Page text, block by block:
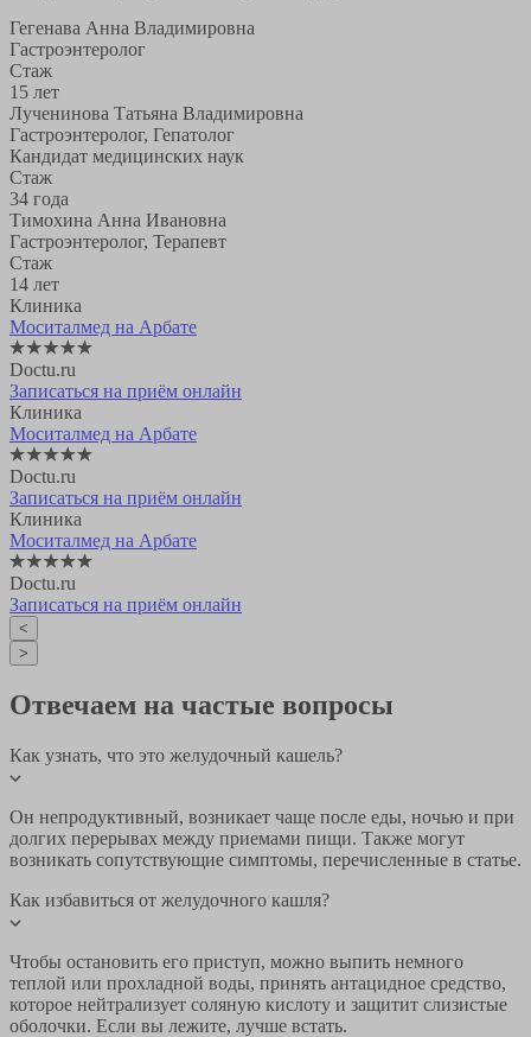
Гегенава Анна Владимировна
Гастроэнтеролог
Стаж
15 лет
Лученинова Татьяна Владимировна
Гастроэнтеролог, Гепатолог
Кандидат медицинских наук
Стаж
34 года
Тимохина Анна Ивановна
Гастроэнтеролог, Терапевт
Стаж
14 лет
Клиника
Моситалмед на Арбате
Doctu.ru
Записаться на приём онлайн
Клиника
Моситалмед на Арбате
Doctu.ru
Записаться на приём онлайн
Клиника
Моситалмед на Арбате
Doctu.ru
Записаться на приём онлайн
<
>
Отвечаем на частые вопросы
Как узнать, что это желудочный кашель?
Он непродуктивный, возникает чаще после еды, ночью и при
долгих перерывах между приемами пищи. Также могут
возникать сопутствующие симптомы, перечисленные в статье.
Как избавиться от желудочного кашля?
Чтобы остановить его приступ, можно выпить немного
теплой или прохладной воды, принять антацидное средство,
которое нейтрализует соляную кислоту и защитит слизистые
оболочки. Если вы лежите, лучше встать.